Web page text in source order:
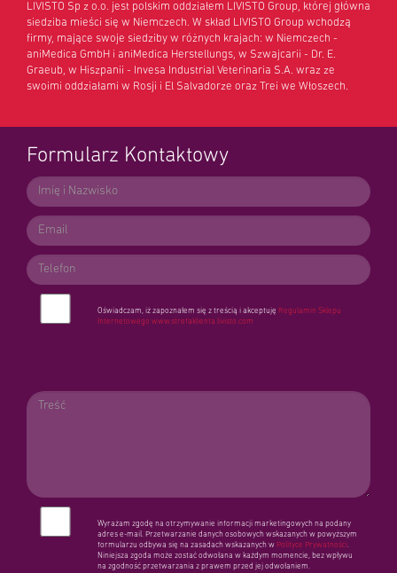
LIVISTO Sp z o.o. jest polskim oddziałem LIVISTO Group, której główna
siedziba mieści się w Niemczech. W skład LIVISTO Group wchodzą
firmy, mające swoje siedziby w różnych krajach: w Niemczech -
aniMedica GmbH i aniMedica Herstellungs, w Szwajcarii - Dr. E.
Graeub, w Hiszpanii - Invesa Industrial Veterinaria S.A. wraz ze
swoimi oddziałami w Rosji i El Salvadorze oraz Trei we Włoszech.
Formularz Kontaktowy
Oświadczam, iż zapoznałem się z treścią i akceptuję Regulamin Sklepu
Internetowego www.strefaklienta.livisto.com
Wyrażam zgodę na otrzymywanie informacji marketingowych na podany
adres e-mail. Przetwarzanie danych osobowych wskazanych w powyższym
formularzu odbywa się na zasadach wskazanych w Polityce Prywatności.
Niniejsza zgoda może zostać odwołana w każdym momencie, bez wpływu
na zgodność przetwarzania z prawem przed jej odwołaniem.